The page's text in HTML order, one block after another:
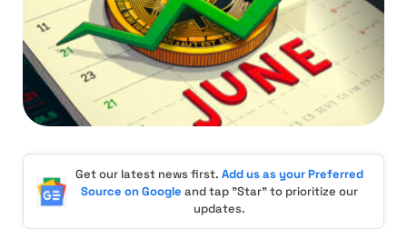
Get our latest news first. Add us as your Preferred
Source on Google and tap "Star" to prioritize our
updates.